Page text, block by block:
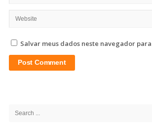
Salvar meus dados neste navegador